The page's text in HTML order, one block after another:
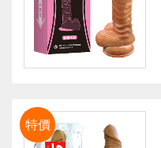
特價